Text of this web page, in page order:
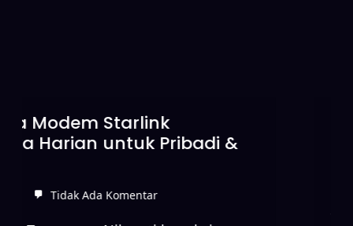
Starlink Tanpa DP untuk
Internet Cepat